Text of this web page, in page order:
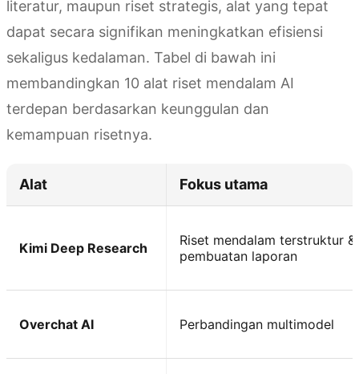
literatur, maupun riset strategis, alat yang tepat
dapat secara signifikan meningkatkan efisiensi
sekaligus kedalaman. Tabel di bawah ini
membandingkan 10 alat riset mendalam AI
terdepan berdasarkan keunggulan dan
kemampuan risetnya.
Alat Fokus utama
Kimi Deep Research
Riset mendalam terstruktur &
pembuatan laporan
Overchat AI Perbandingan multimodel